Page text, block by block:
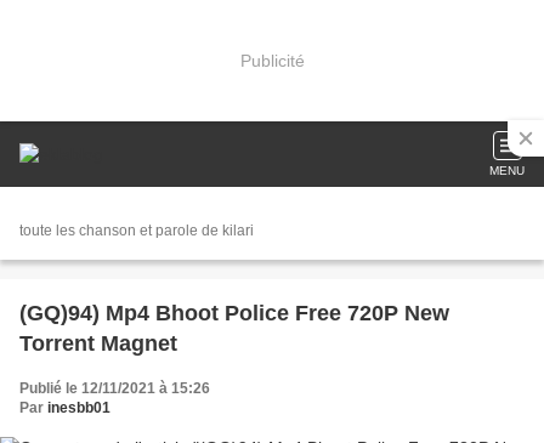
Publicité
MENU
toute les chanson et parole de kilari
(GQ)94) Mp4 Bhoot Police Free 720P New
Torrent Magnet
Publié le 12/11/2021 à 15:26
Par inesbb01